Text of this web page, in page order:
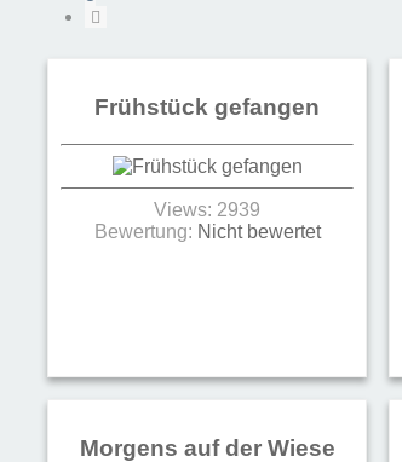
Frühstück gefangen
Views: 2939
Bewertung: Nicht bewertet
Morgens auf der Wiese